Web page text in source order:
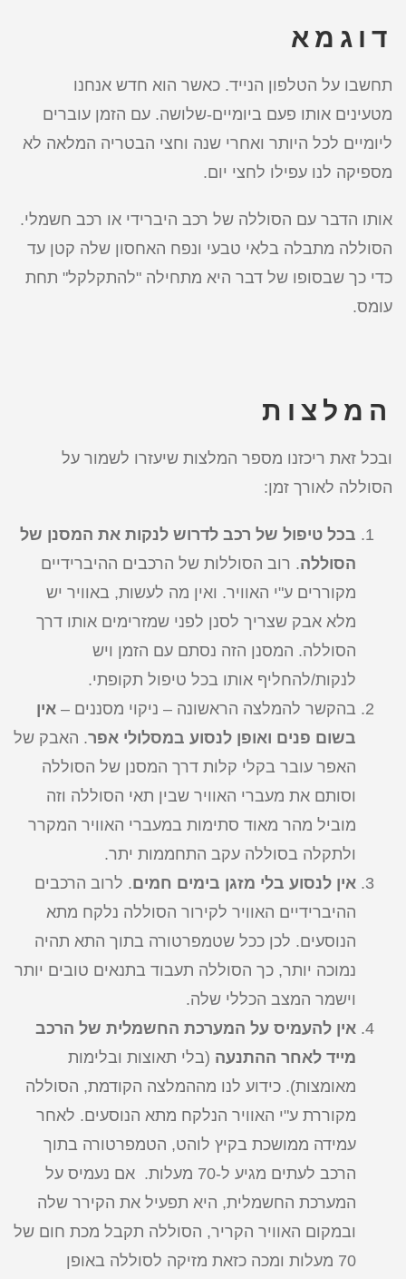
דוגמא
תחשבו על הטלפון הנייד. כאשר הוא חדש אנחנו
מטעינים אותו פעם ביומיים-שלושה. עם הזמן עוברים
ליומיים לכל היותר ואחרי שנה וחצי הבטריה המלאה לא
מספיקה לנו עפילו לחצי יום.
אותו הדבר עם הסוללה של רכב היברידי או רכב חשמלי.
הסוללה מתבלה בלאי טבעי ונפח האחסון שלה קטן עד
כדי כך שבסופו של דבר היא מתחילה "להתקלקל" תחת
עומס.
המלצות
ובכל זאת ריכזנו מספר המלצות שיעזרו לשמור על
הסוללה לאורך זמן:
בכל טיפול של רכב לדרוש לנקות את המסנן של
הסוללה. רוב הסוללות של הרכבים ההיברידיים
מקוררים ע"י האוויר. ואין מה לעשות, באוויר יש
מלא אבק שצריך לסנן לפני שמזרימים אותו דרך
הסוללה. המסנן הזה נסתם עם הזמן ויש
לנקות/להחליף אותו בכל טיפול תקופתי.
בהקשר להמלצה הראשונה – ניקוי מסננים – אין
בשום פנים ואופן לנסוע במסלולי אפר. האבק של
האפר עובר בקלי קלות דרך המסנן של הסוללה
וסותם את מעברי האוויר שבין תאי הסוללה וזה
מוביל מהר מאוד סתימות במעברי האוויר המקרר
ולתקלה בסוללה עקב התחממות יתר.
אין לנסוע בלי מזגן בימים חמים. לרוב הרכבים
ההיברידיים האוויר לקירור הסוללה נלקח מתא
הנוסעים. לכן ככל שטמפרטורה בתוך התא תהיה
נמוכה יותר, כך הסוללה תעבוד בתנאים טובים יותר
וישמר המצב הכללי שלה.
אין להעמיס על המערכת החשמלית של הרכב
מייד לאחר ההתנעה (בלי תאוצות ובלימות
מאומצות). כידוע לנו מההמלצה הקודמת, הסוללה
מקוררת ע"י האוויר הנלקח מתא הנוסעים. לאחר
עמידה ממושכת בקיץ לוהט, הטמפרטורה בתוך
הרכב לעתים מגיע ל-70 מעלות. אם נעמיס על
המערכת החשמלית, היא תפעיל את הקירר שלה
ובמקום האוויר הקריר, הסוללה תקבל מכת חום של
70 מעלות ומכה כזאת מזיקה לסוללה באופן